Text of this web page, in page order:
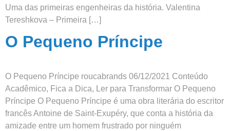
Uma das primeiras engenheiras da história. Valentina
Tereshkova – Primeira […]
O Pequeno Príncipe
O Pequeno Príncipe roucabrands 06/12/2021 Conteúdo
Acadêmico, Fica a Dica, Ler para Transformar O Pequeno
Príncipe O Pequeno Príncipe é uma obra literária do escritor
francês Antoine de Saint-Exupéry, que conta a história da
amizade entre um homem frustrado por ninguém